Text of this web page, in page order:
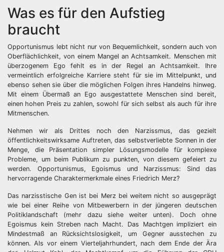
Was es für den Aufstieg
braucht
Opportunismus lebt nicht nur von Bequemlichkeit, sondern auch von
Oberflächlichkeit, von einem Mangel an Achtsamkeit. Menschen mit
überzogenem Ego fehlt es in der Regel an Achtsamkeit. Ihre
vermeintlich erfolgreiche Karriere steht für sie im Mittelpunkt, und
ebenso sehen sie über die möglichen Folgen ihres Handelns hinweg.
Mit einem Übermaß an Ego ausgestattete Menschen sind bereit,
einen hohen Preis zu zahlen, sowohl für sich selbst als auch für ihre
Mitmenschen.
Nehmen wir als Drittes noch den Narzissmus, das gezielt
öffentlichkeitswirksame Auftreten, das selbstverliebte Sonnen in der
Menge, die Präsentation simpler Lösungsmodelle für komplexe
Probleme, um beim Publikum zu punkten, von diesem gefeiert zu
werden. Opportunismus, Egoismus und Narzissmus: Sind das
hervorragende Charaktermerkmale eines Friedrich Merz?
Das narzisstische Gen ist bei Merz bei weitem nicht so ausgeprägt
wie bei einer Reihe von Mitbewerbern in der jüngeren deutschen
Politiklandschaft (mehr dazu siehe weiter unten). Doch ohne
Egoismus kein Streben nach Macht. Das Machtgen impliziert ein
Mindestmaß an Rücksichtslosigkeit, um Gegner ausstechen zu
können. Als vor einem Vierteljahrhundert, nach dem Ende der Ära